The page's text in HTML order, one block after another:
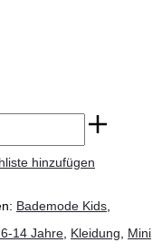
hinzufügen
Bademode Kids,
14 Jahre, Kleidung, Mini